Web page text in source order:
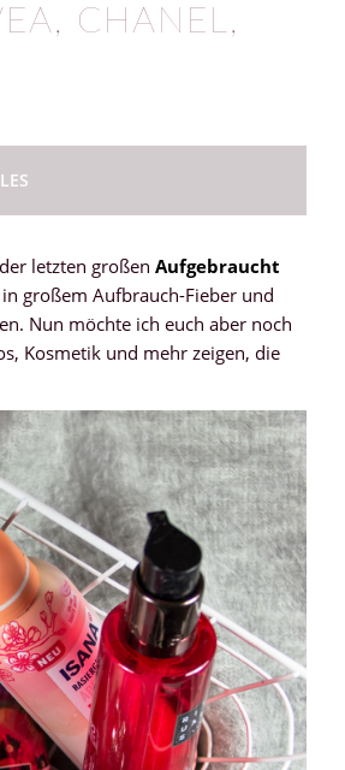
CHANEL,
letzten großen Aufgebraucht
großem Aufbrauch-Fieber und
Nun möchte ich euch aber noch
Kosmetik und mehr zeigen, die